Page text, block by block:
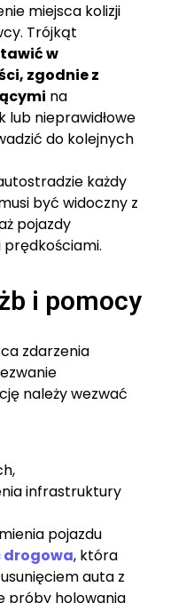
miejsca kolizji
Trójkąt
w
zgodnie z
na
nieprawidłowe
do kolejnych
każdy
być widoczny z
pojazdy
prędkościami.
i pomocy
zdarzenia
należy wezwać
infrastruktury
pojazdu
drogowa, która
auta z
próby holowania